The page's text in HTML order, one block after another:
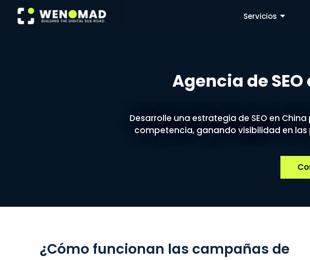
Servicios
Agencia de
Desarrolle una estrategia de SEO en
competencia, ganando visibilidad en
¿Cómo funcionan las campañas de